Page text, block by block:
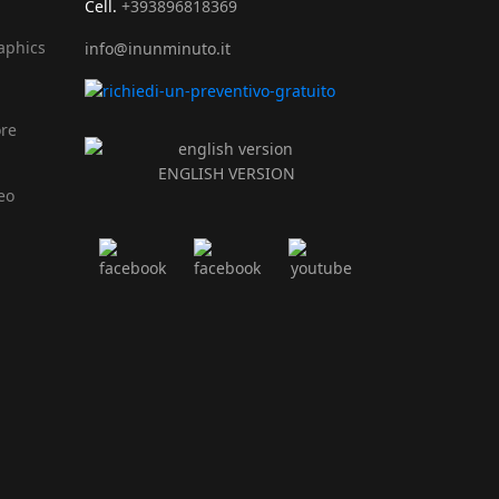
Cell. +393896818369
info@inunminuto.it
ENGLISH VERSION